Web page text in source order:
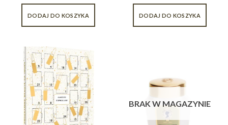
DODAJ DO KOSZYKA DODAJ DO KOSZYKA
BRAK W MAGAZYNIE